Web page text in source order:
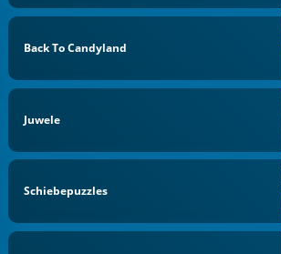
Back To Candyland
Juwele
Schiebepuzzles